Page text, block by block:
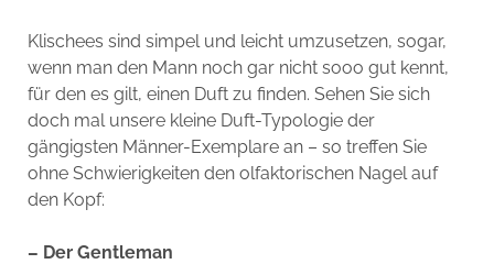
Klischees sind simpel und leicht umzusetzen, sogar,
wenn man den Mann noch gar nicht sooo gut kennt,
für den es gilt, einen Duft zu finden. Sehen Sie sich
doch mal unsere kleine Duft-Typologie der
gängigsten Männer-Exemplare an – so treffen Sie
ohne Schwierigkeiten den olfaktorischen Nagel auf
den Kopf:
– Der Gentleman